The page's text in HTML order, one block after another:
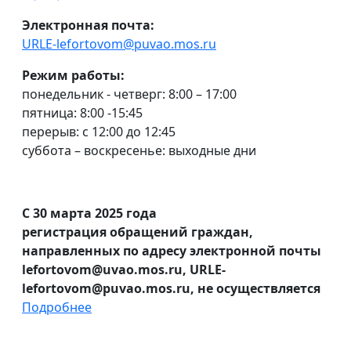
Электронная почта:
URLE-lefortovom@puvao.mos.ru
Режим работы:
понедельник - четверг: 8:00 – 17:00
пятница: 8:00 -15:45
перерыв: с 12:00 до 12:45
суббота – воскресенье: выходные дни
С 30 марта 2025 года
регистрация обращений граждан,
направленных по адресу электронной почты
lefortovom@uvao.mos.ru, URLE-
lefortovom@puvao.mos.ru, не осуществляется
Подробнее